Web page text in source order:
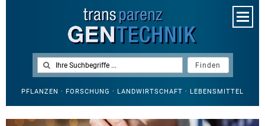
PFLANZEN · FORSCHUNG · LANDWIRTSCHAFT · LEBENSMITTEL